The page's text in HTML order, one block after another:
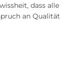
dass alle
an Qualität